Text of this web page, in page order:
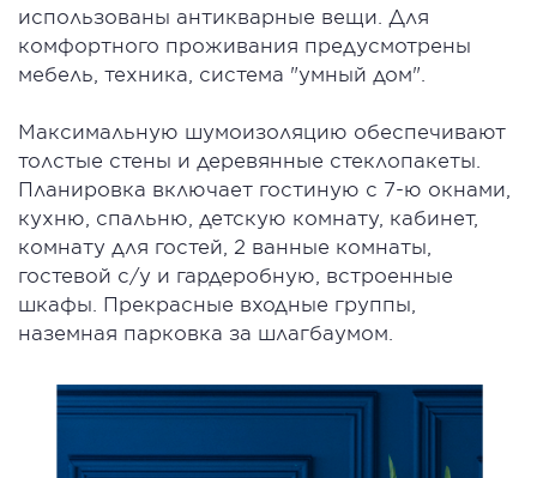
использованы антикварные вещи. Для
комфортного проживания предусмотрены
мебель, техника, система "умный дом".
Максимальную шумоизоляцию обеспечивают
толстые стены и деревянные стеклопакеты.
Планировка включает гостиную с 7-ю окнами,
кухню, спальню, детскую комнату, кабинет,
комнату для гостей, 2 ванные комнаты,
гостевой с/у и гардеробную, встроенные
шкафы. Прекрасные входные группы,
наземная парковка за шлагбаумом.